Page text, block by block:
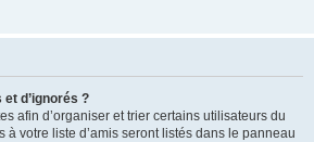
d’ignorés ?
afin d’organiser et trier certains utilisateurs du
à votre liste d’amis seront listés dans le panneau